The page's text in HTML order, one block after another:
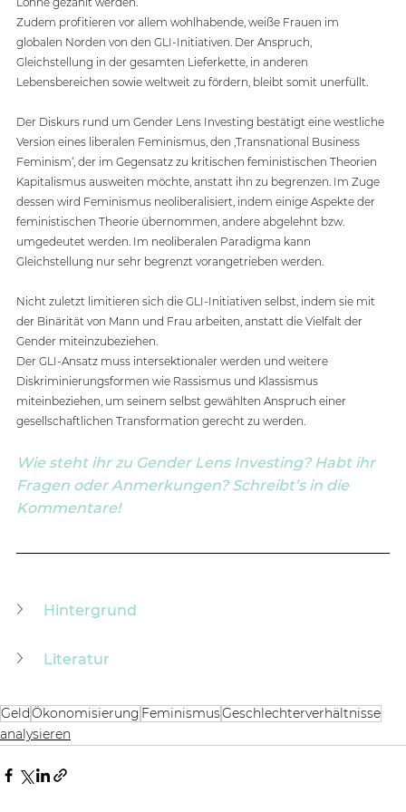
Zudem profitieren vor allem wohlhabende, weiße Frauen im
globalen Norden von den GLI-Initiativen. Der Anspruch,
Gleichstellung in der gesamten Lieferkette, in anderen
Lebensbereichen sowie weltweit zu fördern, bleibt somit unerfüllt.
Der Diskurs rund um Gender Lens Investing bestätigt eine westliche
Version eines liberalen Feminismus, den ‚Transnational Business
Feminism‘, der im Gegensatz zu kritischen feministischen Theorien
Kapitalismus ausweiten möchte, anstatt ihn zu begrenzen. Im Zuge
dessen wird Feminismus neoliberalisiert, indem einige Aspekte der
feministischen Theorie übernommen, andere abgelehnt bzw.
umgedeutet werden. Im neoliberalen Paradigma kann
Gleichstellung nur sehr begrenzt vorangetrieben werden.
Nicht zuletzt limitieren sich die GLI-Initiativen selbst, indem sie mit
der Binärität von Mann und Frau arbeiten, anstatt die Vielfalt der
Gender miteinzubeziehen.
Der GLI-Ansatz muss intersektionaler werden und weitere
Diskriminierungsformen wie Rassismus und Klassismus
miteinbeziehen, um seinem selbst gewählten Anspruch einer
gesellschaftlichen Transformation gerecht zu werden.
Wie steht ihr zu Gender Lens Investing? Habt ihr
Fragen oder Anmerkungen? Schreibt’s in die
Kommentare!
Hintergrund
Literatur
GeldÖkonomisierung FeminismusGeschlechterverhältnisse
analysieren